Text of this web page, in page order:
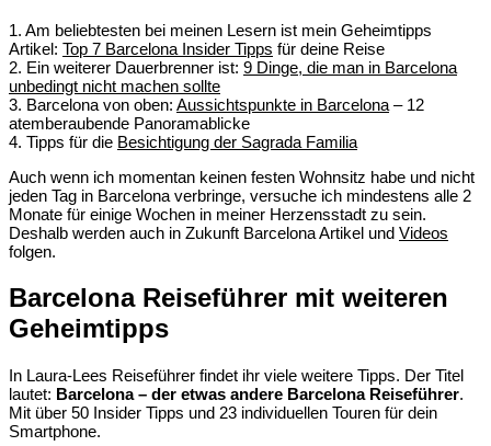
1. Am beliebtesten bei meinen Lesern ist mein Geheimtipps
Artikel: Top 7 Barcelona Insider Tipps für deine Reise
2. Ein weiterer Dauerbrenner ist: 9 Dinge, die man in Barcelona
unbedingt nicht machen sollte
3. Barcelona von oben: Aussichtspunkte in Barcelona – 12
atemberaubende Panoramablicke
4. Tipps für die Besichtigung der Sagrada Familia
Auch wenn ich momentan keinen festen Wohnsitz habe und nicht
jeden Tag in Barcelona verbringe, versuche ich mindestens alle 2
Monate für einige Wochen in meiner Herzensstadt zu sein.
Deshalb werden auch in Zukunft Barcelona Artikel und Videos
folgen.
Barcelona Reiseführer mit weiteren
Geheimtipps
In Laura-Lees Reiseführer findet ihr viele weitere Tipps. Der Titel
lautet: Barcelona – der etwas andere Barcelona Reiseführer.
Mit über 50 Insider Tipps und 23 individuellen Touren für dein
Smartphone.